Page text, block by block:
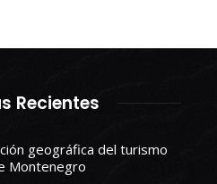
Recientes
geográfica del turismo
Montenegro